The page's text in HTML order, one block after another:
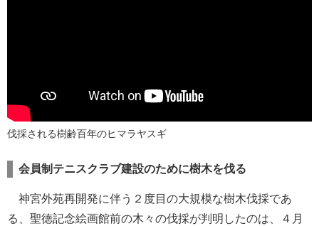
伐採される樹齢百年のヒマラヤスギ
会員制テニスクラブ建設のために樹木を伐る
神宮外苑再開発に伴う２度目の大規模な樹木伐採であ
る、聖徳記念絵画館前の木々の伐採が判明したのは、４月